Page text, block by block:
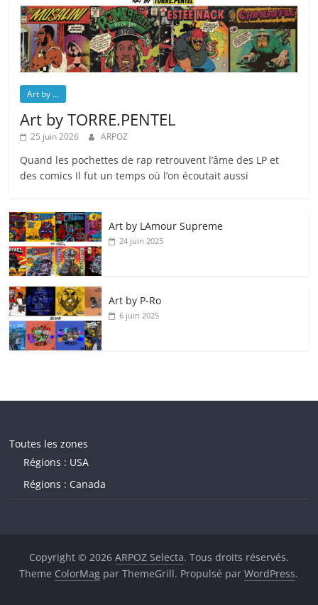
Art by ...
Art by TORRE.PENTEL
25 juin 2026 ARPOZ
Quand les pochettes de rap retrouvent l’âme des LP et
des comics Il fut un temps où l’on écoutait aussi
Art by LAmour Supreme
24 juin 2025
Art by P‑Ro
6 juin 2025
Toutes les zones
Régions : USA
Régions : Canada
Copyright © 2026 ARPOZ Selecta. Tous droits réservés.
Theme ColorMag par ThemeGrill. Propulsé parWordPress.